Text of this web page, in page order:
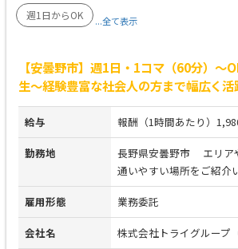
週1日からOK ...全て表示
【安曇野市】週1日・1コマ（60分）～
生～経験豊富な社会人の方まで幅広く活
給与 報酬（1時間あたり）
勤務地
長野県安曇野市 エリア
通いやすい場所をご紹介
雇用形態 業務委託
会社名 株式会社トライグループ